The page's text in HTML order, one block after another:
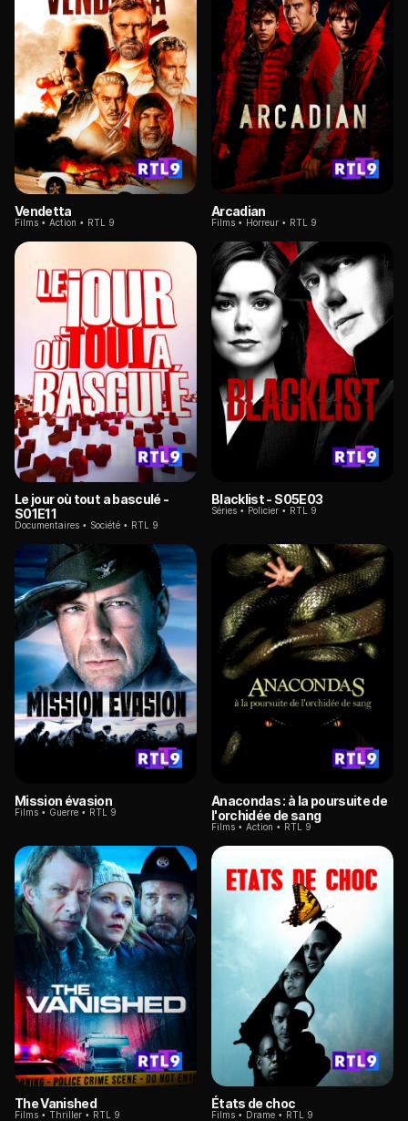
Vendetta
Films Action RTL 9
Arcadian
Films Horreur RTL 9
Le jour où tout a basculé-
S01E11
Documentaires Société RTL 9
Blacklist- S05E03
Séries Policier RTL 9
Mission évasion
Films Guerre RTL 9
Anacondas : à la poursuite de
l'orchidée de sang
Films Action RTL 9
The Vanished
Films Thriller RTL 9
États de choc
Films Drame RTL 9